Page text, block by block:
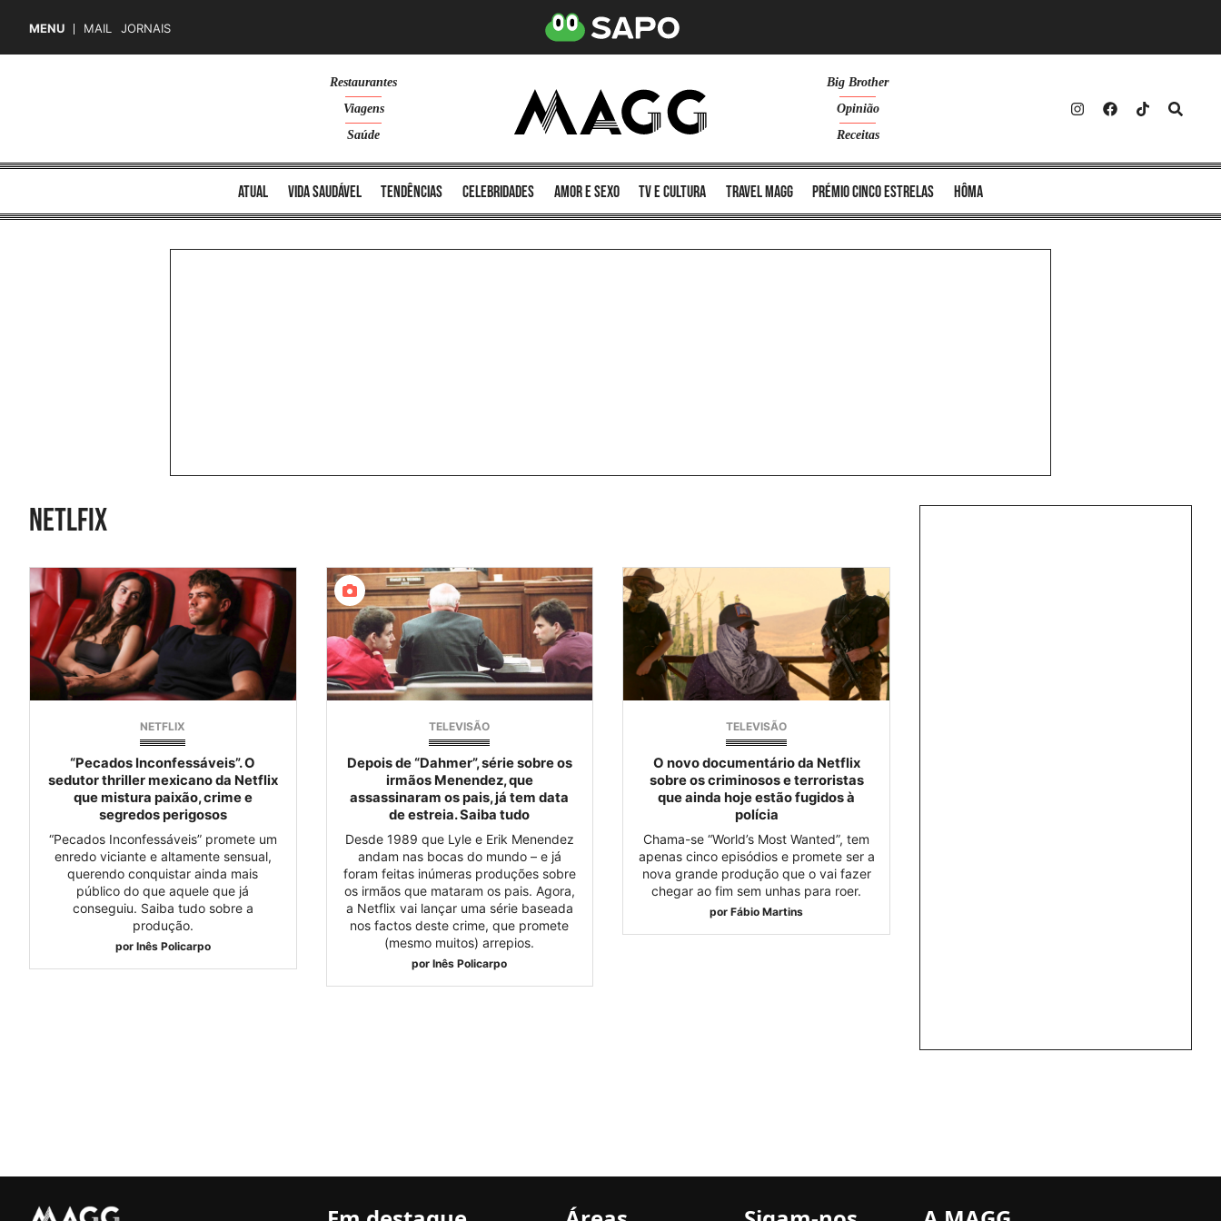
MENU MAIL JORNAIS
Restaurantes
Viagens
Saúde
Big Brother
Opinião
Receitas
atual vida saudável tendências celebridades amor e sexo TV e cultura Travel MAGG Prémio Cinco Estrelas Hôma
netlfix
NETFLIX
“Pecados Inconfessáveis”. O
sedutor thriller mexicano da Netflix
que mistura paixão, crime e
segredos perigosos
“Pecados Inconfessáveis” promete um
enredo viciante e altamente sensual,
querendo conquistar ainda mais
público do que aquele que já
conseguiu. Saiba tudo sobre a
produção.
por Inês Policarpo
TELEVISÃO
Depois de “Dahmer”, série sobre os
irmãos Menendez, que
assassinaram os pais, já tem data
de estreia. Saiba tudo
Desde 1989 que Lyle e Erik Menendez
andam nas bocas do mundo – e já
foram feitas inúmeras produções sobre
os irmãos que mataram os pais. Agora,
a Netflix vai lançar uma série baseada
nos factos deste crime, que promete
(mesmo muitos) arrepios.
por Inês Policarpo
TELEVISÃO
O novo documentário da Netflix
sobre os criminosos e terroristas
que ainda hoje estão fugidos à
polícia
Chama-se “World’s Most Wanted”, tem
apenas cinco episódios e promete ser a
nova grande produção que o vai fazer
chegar ao fim sem unhas para roer.
por Fábio Martins